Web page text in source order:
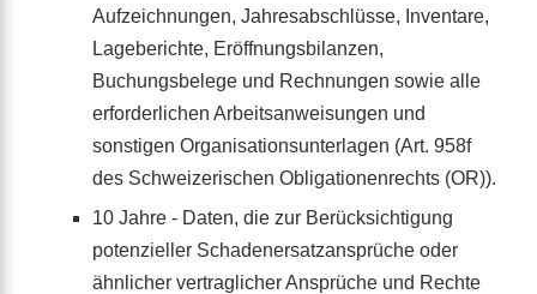
Aufzeichnungen, Jahresabschlüsse, Inventare,
Lageberichte, Eröffnungsbilanzen,
Buchungsbelege und Rechnungen sowie alle
erforderlichen Arbeitsanweisungen und
sonstigen Organisationsunterlagen (Art. 958f
des Schweizerischen Obligationenrechts (OR)).
10 Jahre - Daten, die zur Berücksichtigung
potenzieller Schadenersatzansprüche oder
ähnlicher vertraglicher Ansprüche und Rechte